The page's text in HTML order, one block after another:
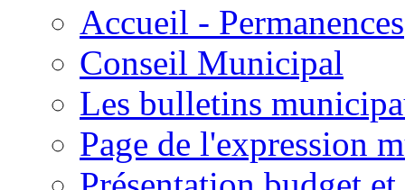
Accueil - Permanences
Conseil Municipal
Les bulletins
Page de l'expression